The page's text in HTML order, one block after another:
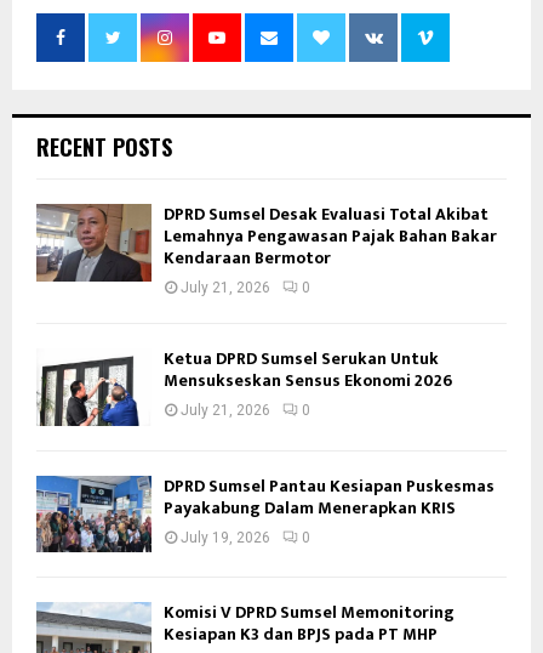
RECENT POSTS
DPRD Sumsel Desak Evaluasi Total Akibat
Lemahnya Pengawasan Pajak Bahan Bakar
Kendaraan Bermotor
July 21, 2026 0
Ketua DPRD Sumsel Serukan Untuk
Mensukseskan Sensus Ekonomi 2026
July 21, 2026 0
DPRD Sumsel Pantau Kesiapan Puskesmas
Payakabung Dalam Menerapkan KRIS
July 19, 2026 0
Komisi V DPRD Sumsel Memonitoring
Kesiapan K3 dan BPJS pada PT MHP